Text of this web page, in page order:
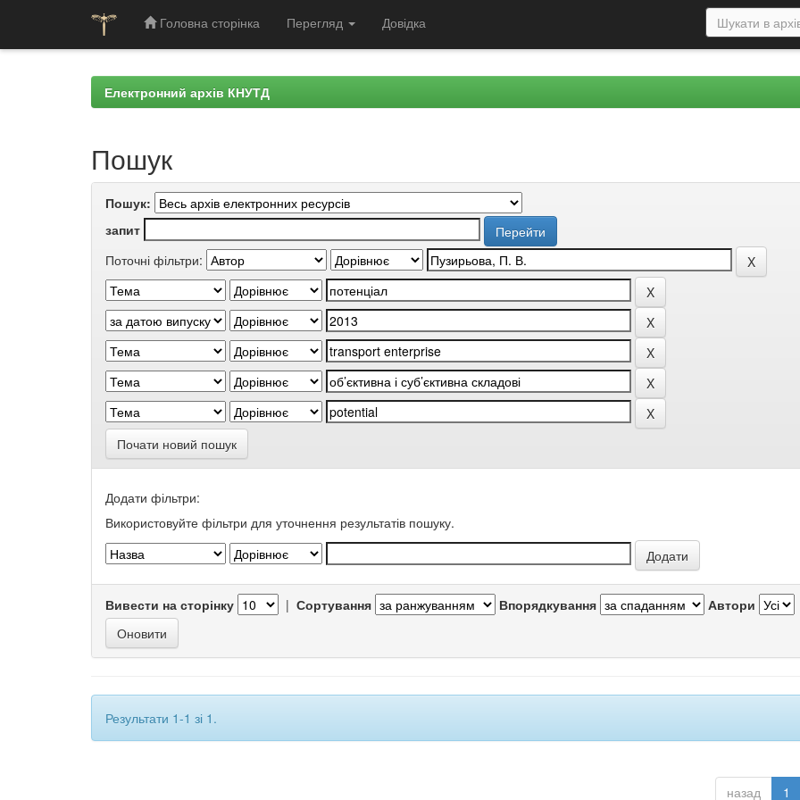
Головна сторінка Перегляд Довідка
Електронний архів КНУТД
Пошук
Пошук:
запит
Поточні фільтри:
Почати новий пошук
Додати фільтри:
Використовуйте фільтри для уточнення результатів пошуку.
Вивести на сторінку | Сортування Впорядкування Автори
Результати 1-1 зі 1.
назад 1